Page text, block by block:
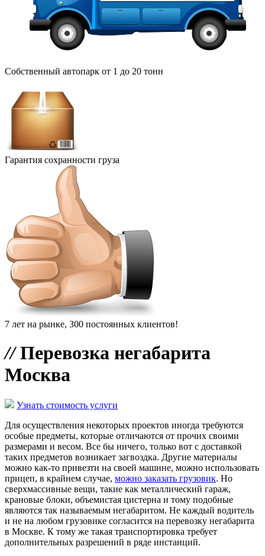
Собственный автопарк от 1 до 20 тонн
Гарантия сохранности груза
7 лет на рынке, 300 постоянных клиентов!
//Перевозка негабарита
Москва
Узнать стоимость услуги
Для осуществления некоторых проектов иногда требуются
особые предметы, которые отличаются от прочих своими
размерами и весом. Все бы ничего, только вот с доставкой
таких предметов возникает загвоздка. Другие материалы
можно как-то привезти на своей машине, можно использовать
прицеп, в крайнем случае, можно заказать грузовик. Но
сверхмассивные вещи, такие как металлический гараж,
крановые блоки, объемистая цистерна и тому подобные
являются так называемым негабаритом. Не каждый водитель
и не на любом грузовике согласится на перевозку негабарита
в Москве. К тому же такая транспортировка требует
дополнительных разрешений в ряде инстанций.